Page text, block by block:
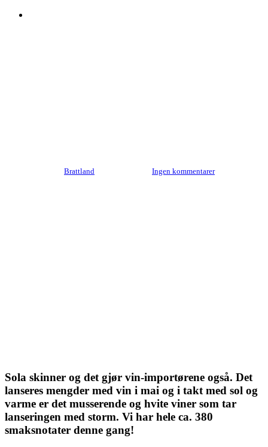
Brattland Ingen kommentarer
Sola skinner og det gjør vin-importørene også. Det
lanseres mengder med vin i mai og i takt med sol og
varme er det musserende og hvite viner som tar
lanseringen med storm. Vi har hele ca. 380
smaksnotater denne gang!